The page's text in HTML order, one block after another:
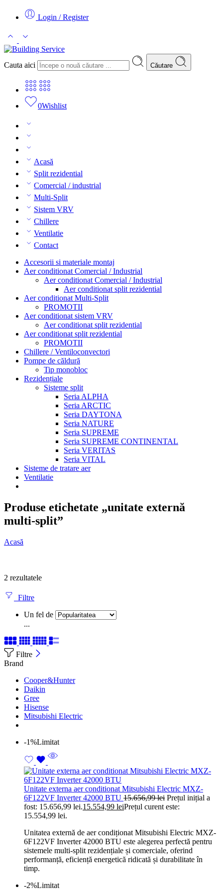
Login / Register
Cauta aici Căutare
0Wishlist
Acasă
Split rezidential
Comercial / industrial
Multi-Split
Sistem VRV
Chillere
Ventilatie
Contact
Accesorii si materiale montaj
Aer conditionat Comercial / Industrial
Aer conditionat Comercial / Industrial
Aer conditionat split rezidential
Aer conditionat Multi-Split
PROMOTII
Aer conditionat sistem VRV
Aer conditionat split rezidential
Aer conditionat split rezidential
PROMOTII
Chillere / Ventiloconvectori
Pompe de căldură
Tip monobloc
Rezidențiale
Sisteme split
Seria ALPHA
Seria ARCTIC
Seria DAYTONA
Seria NATURE
Seria SUPREME
Seria SUPREME CONTINENTAL
Seria VERITAS
Seria VITAL
Sisteme de tratare aer
Ventilatie
Produse etichetate „unitate externă
multi-split”
Acasă
2 rezultatele
Filtre
Un fel de
...
Filtre
Brand
Cooper&Hunter
Daikin
Gree
Hisense
Mitsubishi Electric
-1%Limitat
Unitate externa aer conditionat Mitsubishi Electric MXZ-
6F122VF Inverter 42000 BTU 15.656,99lei Prețul inițial a
fost: 15.656,99 lei.15.554,99 leiPrețul curent este:
15.554,99 lei.
Unitatea externă de aer condiționat Mitsubishi Electric MXZ-
6F122VF Inverter 42000 BTU este alegerea perfectă pentru
sistemele multi-split rezidențiale și comerciale, oferind
performanță, eficiență energetică ridicată și durabilitate în
timp.
-2%Limitat